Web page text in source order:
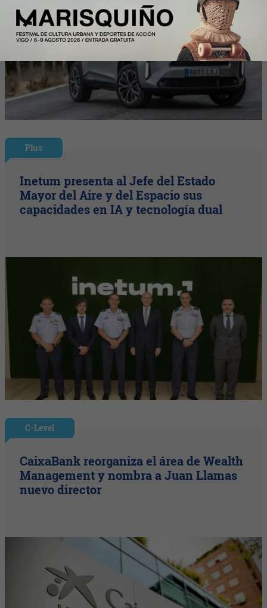
Plus
Inetum presenta al Jefe del Estado
Mayor del Aire y del Espacio sus
capacidades en IA y tecnología dual
C-Level
CaixaBank reorganiza el área de Wealth
Management y nombra a Juan Llamas
nuevo director